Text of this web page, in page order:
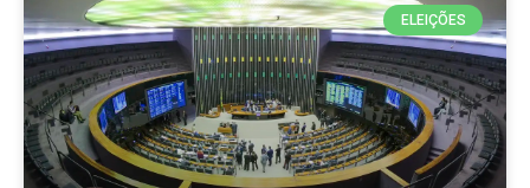
ELEIÇÕES